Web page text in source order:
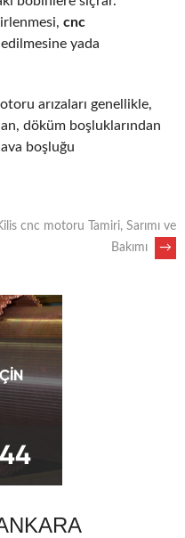
cnc
yada
arızaları genellikle,
döküm boşluklarından
boşluğu
cnc motoru Tamiri, Sarımı ve
Bakımı
→